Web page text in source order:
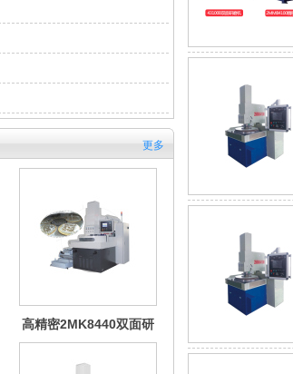
更多
高精密2MK8440双面研
磨机